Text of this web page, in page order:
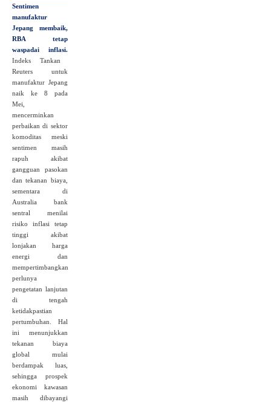
Sentimen
manufaktur
Jepang membaik,
RBA tetap
waspadai inflasi.
Indeks Tankan
Reuters untuk
manufaktur Jepang
naik ke 8 pada
Mei,
mencerminkan
perbaikan di sektor
komoditas meski
sentimen masih
rapuh akibat
gangguan pasokan
dan tekanan biaya,
sementara di
Australia bank
sentral menilai
risiko inflasi tetap
tinggi akibat
lonjakan harga
energi dan
mempertimbangkan
perlunya
pengetatan lanjutan
di tengah
ketidakpastian
pertumbuhan. Hal
ini menunjukkan
tekanan biaya
global mulai
berdampak luas,
sehingga prospek
ekonomi kawasan
masih dibayangi